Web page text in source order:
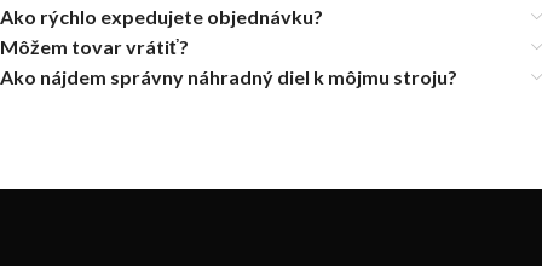
Ako rýchlo expedujete objednávku?
Môžem tovar vrátiť?
Ako nájdem správny náhradný diel k môjmu stroju?